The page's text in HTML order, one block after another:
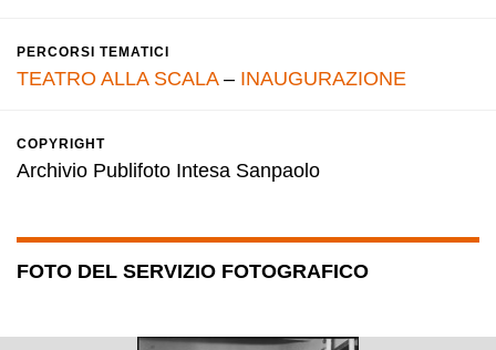
PERCORSI TEMATICI
TEATRO ALLA SCALA– INAUGURAZIONE
COPYRIGHT
Archivio Publifoto Intesa Sanpaolo
FOTO DEL SERVIZIO FOTOGRAFICO